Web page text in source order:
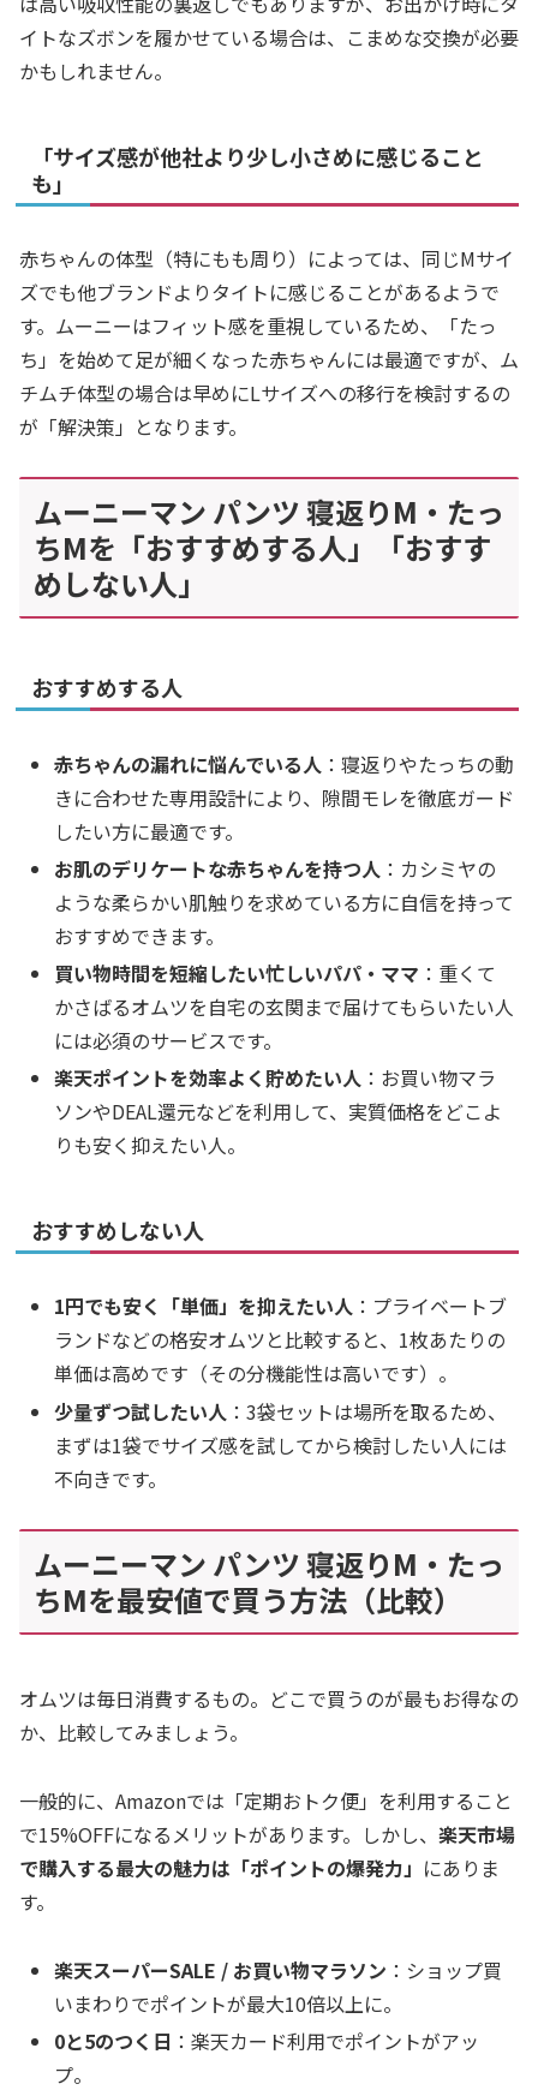
イトなズボンを履かせている場合は、こまめな交換が必要
かもしれません。
「サイズ感が他社より少し小さめに感じること
も」
赤ちゃんの体型（特にもも周り）によっては、同じMサイ
ズでも他ブランドよりタイトに感じることがあるようで
す。ムーニーはフィット感を重視しているため、「たっ
ち」を始めて足が細くなった赤ちゃんには最適ですが、ム
チムチ体型の場合は早めにLサイズへの移行を検討するの
が「解決策」となります。
ムーニーマン パンツ 寝返りM・たっ
ちMを「おすすめする人」「おすす
めしない人」
おすすめする人
赤ちゃんの漏れに悩んでいる人 ：寝返りやたっちの動
きに合わせた専用設計により、隙間モレを徹底ガード
したい方に最適です。
お肌のデリケートな赤ちゃんを持つ人 ：カシミヤの
ような柔らかい肌触りを求めている方に自信を持って
おすすめできます。
買い物時間を短縮したい忙しいパパ・ママ ：重くて
かさばるオムツを自宅の玄関まで届けてもらいたい人
には必須のサービスです。
楽天ポイントを効率よく貯めたい人 ：お買い物マラ
ソンやDEAL還元などを利用して、実質価格をどこよ
りも安く抑えたい人。
おすすめしない人
1円でも安く「単価」を抑えたい人 ：プライベートブ
ランドなどの格安オムツと比較すると、1枚あたりの
単価は高めです（その分機能性は高いです）。
少量ずつ試したい人 ：3袋セットは場所を取るため、
まずは1袋でサイズ感を試してから検討したい人には
不向きです。
ムーニーマン パンツ 寝返りM・たっ
ちMを最安値で買う方法（比較）
オムツは毎日消費するもの。どこで買うのが最もお得なの
か、比較してみましょう。
一般的に、Amazonでは「定期おトク便」を利用すること
で15%OFFになるメリットがあります。しかし、 楽天市場
で購入する最大の魅力は「ポイントの爆発力」 にありま
す。
楽天スーパーSALE / お買い物マラソン ：ショップ買
いまわりでポイントが最大10倍以上に。
0と5のつく日 ：楽天カード利用でポイントがアッ
プ。